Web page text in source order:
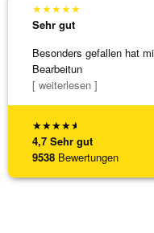
★★★★★
4,7 Sehr gut
9538 Bewertungen
★★★★★
Sehr gut
Besonders gefallen hat
Bearbeitun
[ weiterlesen ]